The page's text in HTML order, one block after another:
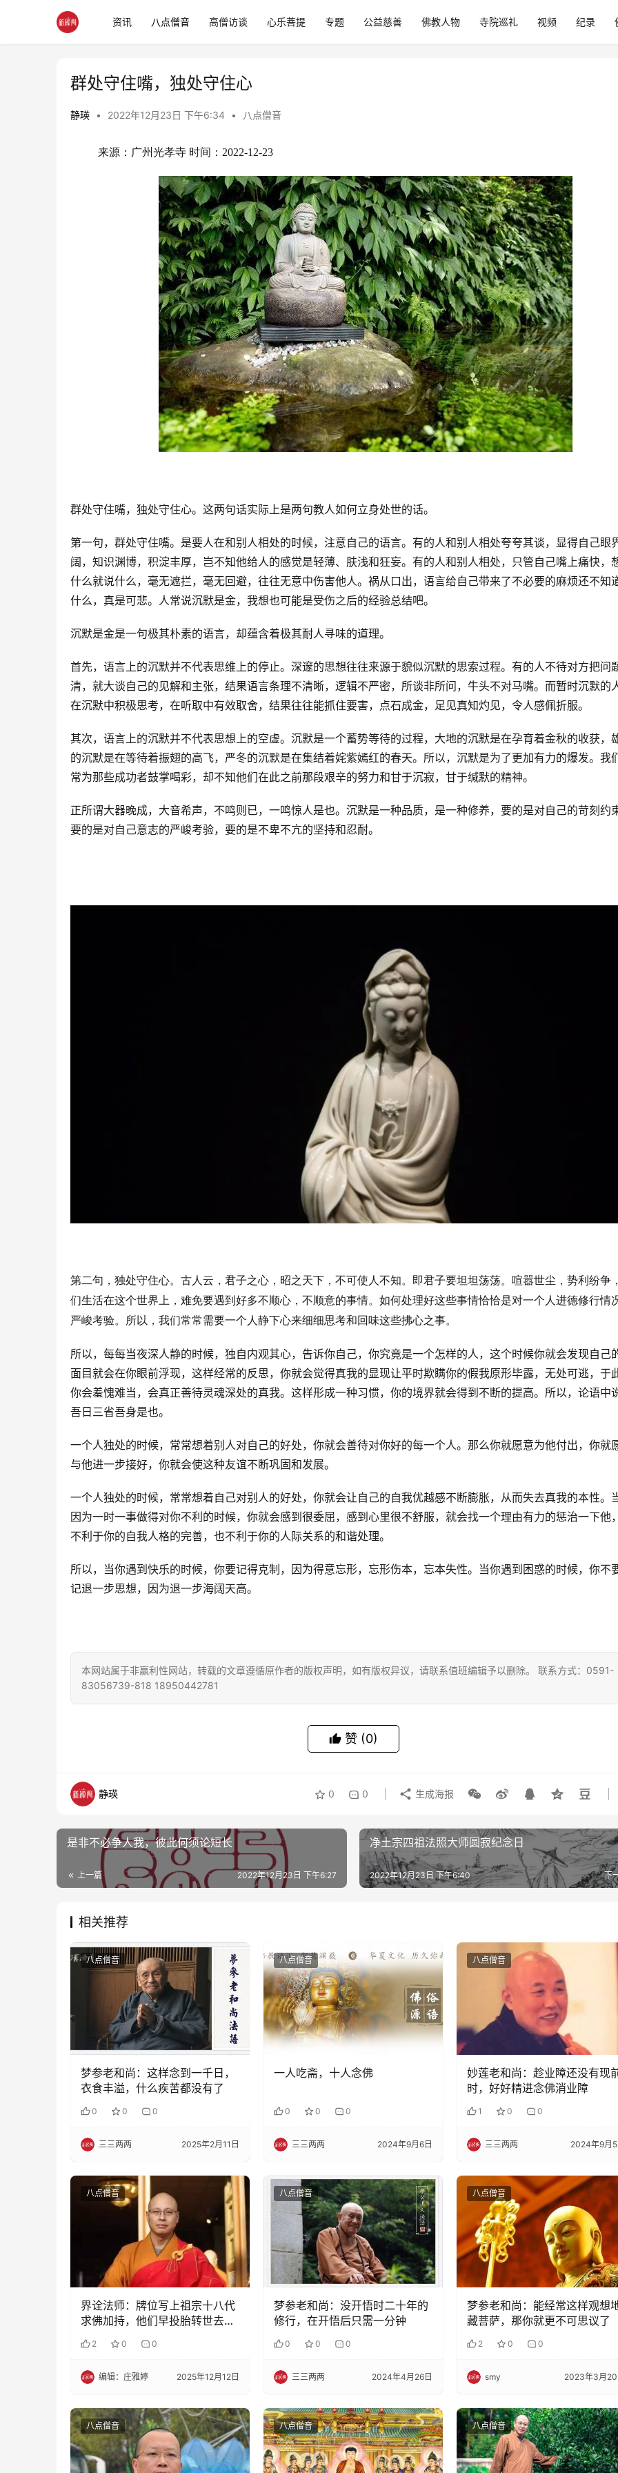
资讯 八点僧音 高僧访谈 心乐菩提 专题 公益慈善 佛教人物 寺院巡礼 视频 纪录
群处守住嘴，独处守住心
静瑛 • 2022年12月23日 下午6:34 • 八点僧音
来源：广州光孝寺 时间：2022-12-23
群处守住嘴，独处守住心。这两句话实际上是两句教人如何立身处世的话。
第一句，群处守住嘴。是要人在和别人相处的时候，注意自己的语言。有的人和别人相处夸夸其谈，显得自己眼
阔，知识渊博，积淀丰厚，岂不知他给人的感觉是轻薄、肤浅和狂妄。有的人和别人相处，只管自己嘴上痛快，
什么就说什么，毫无遮拦，毫无回避，往往无意中伤害他人。祸从口出，语言给自己带来了不必要的麻烦还不知
什么，真是可悲。人常说沉默是金，我想也可能是受伤之后的经验总结吧。
沉默是金是一句极其朴素的语言，却蕴含着极其耐人寻味的道理。
首先，语言上的沉默并不代表思维上的停止。深邃的思想往往来源于貌似沉默的思索过程。有的人不待对方把问
清，就大谈自己的见解和主张，结果语言条理不清晰，逻辑不严密，所谈非所问，牛头不对马嘴。而暂时沉默的
在沉默中积极思考，在听取中有效取舍，结果往往能抓住要害，点石成金，足见真知灼见，令人感佩折服。
其次，语言上的沉默并不代表思想上的空虚。沉默是一个蓄势等待的过程，大地的沉默是在孕育着金秋的收获，
的沉默是在等待着振翅的高飞，严冬的沉默是在集结着姹紫嫣红的春天。所以，沉默是为了更加有力的爆发。我
常为那些成功者鼓掌喝彩，却不知他们在此之前那段艰辛的努力和甘于沉寂，甘于缄默的精神。
正所谓大器晚成，大音希声，不鸣则已，一鸣惊人是也。沉默是一种品质，是一种修养，要的是对自己的苛刻约
要的是对自己意志的严峻考验，要的是不卑不亢的坚持和忍耐。
第二句，独处守住心。古人云，君子之心，昭之天下，不可使人不知。即君子要坦坦荡荡。喧嚣世尘，势利纷争
们生活在这个世界上，难免要遇到好多不顺心，不顺意的事情。如何处理好这些事情恰恰是对一个人进德修行情
严峻考验。所以，我们常常需要一个人静下心来细细思考和回味这些拂心之事。
所以，每每当夜深人静的时候，独自内观其心，告诉你自己，你究竟是一个怎样的人，这个时候你就会发现自己
面目就会在你眼前浮现，这样经常的反思，你就会觉得真我的显现让平时欺瞒你的假我原形毕露，无处可逃，于
你会羞愧难当，会真正善待灵魂深处的真我。这样形成一种习惯，你的境界就会得到不断的提高。所以，论语中
吾日三省吾身是也。
一个人独处的时候，常常想着别人对自己的好处，你就会善待对你好的每一个人。那么你就愿意为他付出，你就
与他进一步接好，你就会使这种友谊不断巩固和发展。
一个人独处的时候，常常想着自己对别人的好处，你就会让自己的自我优越感不断膨胀，从而失去真我的本性。
因为一时一事做得对你不利的时候，你就会感到很委屈，感到心里很不舒服，就会找一个理由有力的惩治一下他
不利于你的自我人格的完善，也不利于你的人际关系的和谐处理。
所以，当你遇到快乐的时候，你要记得克制，因为得意忘形，忘形伤本，忘本失性。当你遇到困惑的时候，你不
记退一步思想，因为退一步海阔天高。
本网站属于非赢利性网站，转载的文章遵循原作者的版权声明，如有版权异议，请联系值班编辑予以删除。 联系方式：0591-
83056739-818 18950442781
赞 (0)
静瑛 0 0 生成海报
是非不必争人我，彼此何须论短长
上一篇 2022年12月23日 下午6:27
净土宗四祖法照大师圆寂纪念日
下
2022年12月23日 下午6:40
相关推荐
八点僧音
梦参老和尚：这样念到一千日，
衣食丰溢，什么疾苦都没有了
0 0 0
三三两两 2025年2月11日
八点僧音
一人吃斋，十人念佛
0 0 0
三三两两 2024年9月6日
八点僧音
妙莲老和尚：趁业障还没有现
时，好好精进念佛消业障
1 0 0
三三两两 2024年9月
八点僧音
界诠法师：牌位写上祖宗十八代
求佛加持，他们早投胎转世去
了……
2 0 0
编辑：庄雅婷 2025年12月12日
八点僧音
梦参老和尚：没开悟时二十年的
修行，在开悟后只需一分钟
0 0 0
三三两两 2024年4月26日
八点僧音
梦参老和尚：能经常这样观想
藏菩萨，那你就更不可思议了
2 0 0
smy 2023年3月
八点僧音 八点僧音 八点僧音